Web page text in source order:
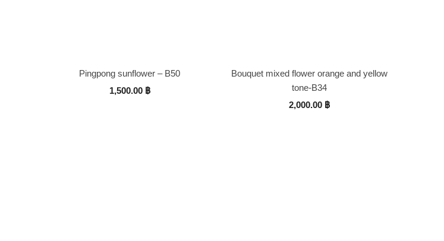
Pingpong sunflower – B50
1,500.00 ฿
Bouquet mixed flower orange and yellow
tone-B34
2,000.00 ฿